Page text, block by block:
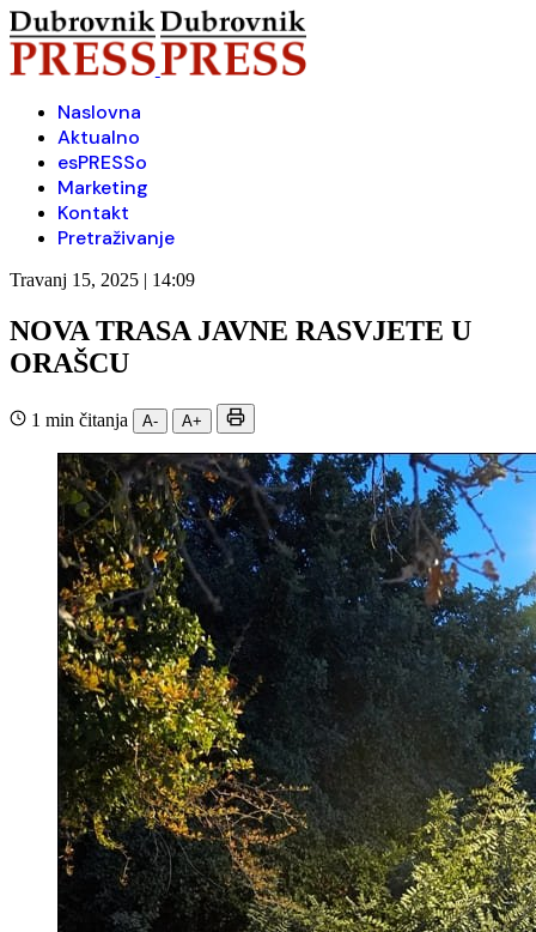
Naslovna
Aktualno
esPRESSo
Marketing
Kontakt
Pretraživanje
Travanj 15, 2025 | 14:09
NOVA TRASA JAVNE RASVJETE U
ORAŠCU
1 min čitanja A- A+